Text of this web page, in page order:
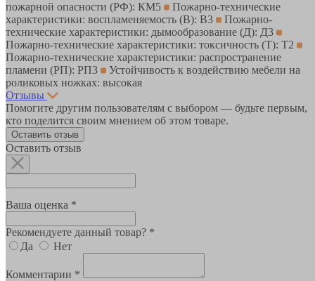
пожарной опасности (РФ): КМ5
Пожарно-технические
характеристики: воспламеняемость (В): В3
Пожарно-
технические характеристики: дымообразование (Д): Д3
Пожарно-технические характеристики: токсичность (Т): Т2
Пожарно-технические характеристики: распространение
пламени (РП): РП3
Устойчивость к воздействию мебели на
роликовых ножках: высокая
Отзывы
Помогите другим пользователям с выбором — будьте первым,
кто поделится своим мнением об этом товаре.
Оставить отзыв
Оставить отзыв
Ваша оценка *
Рекомендуете данный товар? *
Да
Нет
Комментарии *